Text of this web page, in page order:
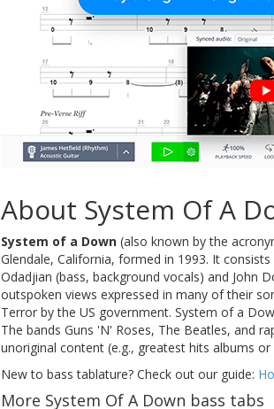
About System Of A
System of a Down (also known by the
Glendale, California, formed in 1993. It
Odadjian (bass, background vocals) and John
outspoken views expressed in many of their
Terror by the US government. System of a
The bands Guns 'N' Roses, The Beatles, and
unoriginal content (e.g., greatest hits albums
New to bass tablature? Check out our guide:
More System Of A Down bass tabs